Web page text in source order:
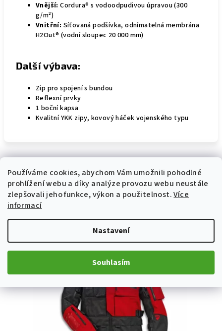
Používáme cookies, abychom Vám umožnili pohodlné
prohlížení webu a díky analýze provozu webu neustále
zlepšovali jeho funkce, výkon a použitelnost.Více
informací
Nastavení
Souhlasím
Vnější: Cordura® s vodoodpudivou úpravou (300
g/m²)
Vnitřní: Síťovaná podšívka, odnímatelná membrána
H2Out® (vodní sloupec 20 000 mm)
Další výbava:
Zip pro spojení s bundou
Reflexní prvky
1 boční kapsa
Kvalitní YKK zipy, kovový háček vojenského typu
Související produkty